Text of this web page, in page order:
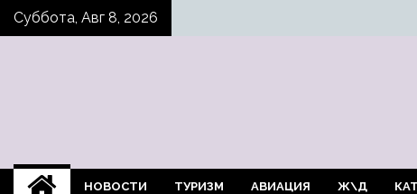
SkipСуббота, Авг 8, 2026
НОВОСТИ ТУРИЗМ АВИАЦИЯ Ж\Д